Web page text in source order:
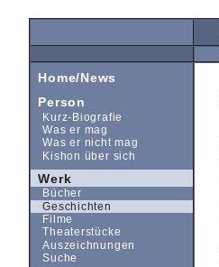
Home/News
Person
Kurz-Biografie
Was er mag
Was er nicht mag
Kishon über sich
Werk
Bücher
Geschichten
Filme
Theaterstücke
Auszeichnungen
Suche